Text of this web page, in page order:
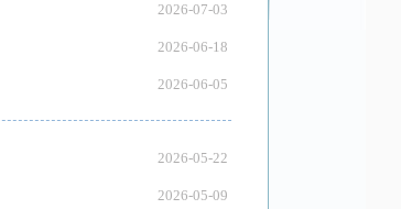
2026-07-03
2026-06-18
2026-06-05
2026-05-22
2026-05-09